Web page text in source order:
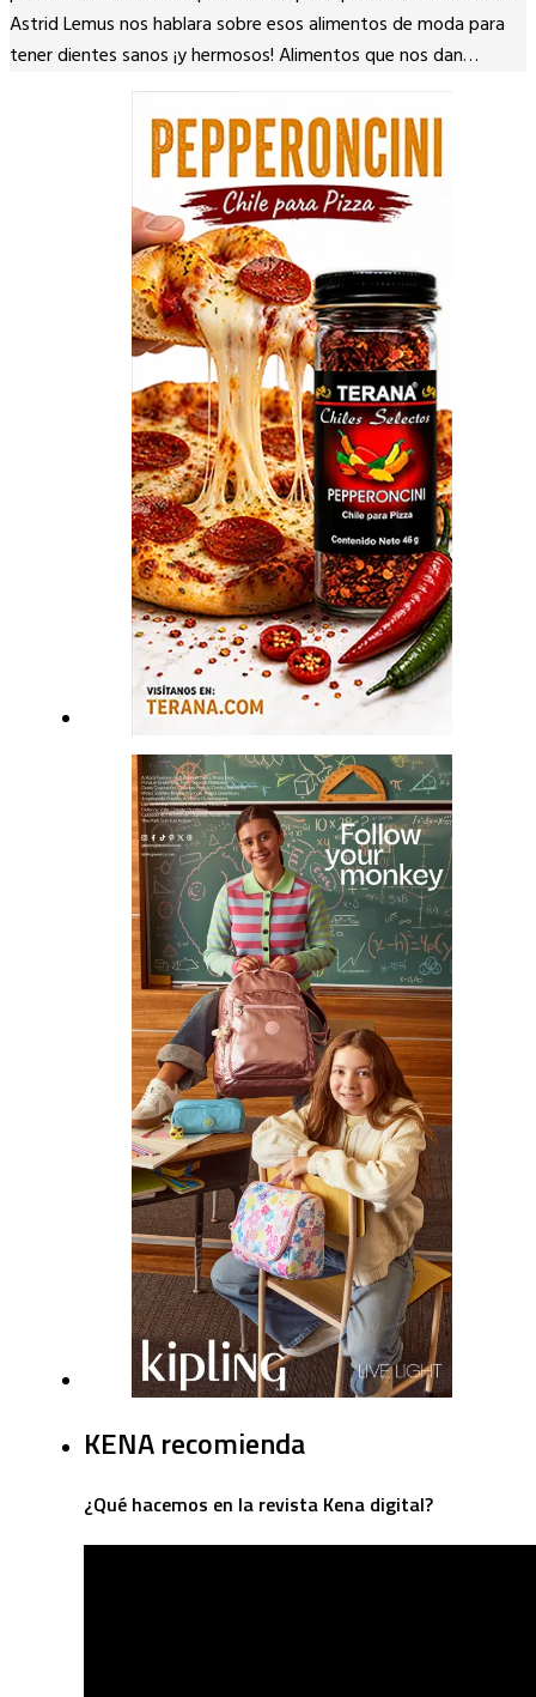
Astrid Lemus nos hablara sobre esos alimentos de moda para
tener dientes sanos ¡y hermosos! Alimentos que nos dan…
KENA recomienda
¿Qué hacemos en la revista Kena digital?